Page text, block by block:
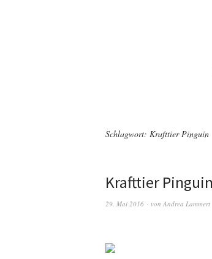
Schlagwort: Krafttier Pinguin
Krafttier
29. Mai 2016 von Andrea Lammert